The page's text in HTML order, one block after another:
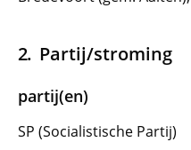
Partij/stroming
partij(en)
SP (Socialistische Partij)